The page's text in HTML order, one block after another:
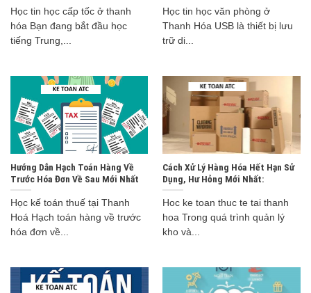
Học tin học cấp tốc ở thanh
hóa Bạn đang bắt đầu học
tiếng Trung,...
Học tin học văn phòng ở
Thanh Hóa USB là thiết bị lưu
trữ di...
Hướng Dẫn Hạch Toán Hàng Về
Trước Hóa Đơn Về Sau Mới Nhất
Học kế toán thuế tại Thanh
Hoá Hạch toán hàng về trước
hóa đơn về...
Cách Xử Lý Hàng Hóa Hết Hạn Sử
Dụng, Hư Hỏng Mới Nhất:
Hoc ke toan thuc te tai thanh
hoa Trong quá trình quản lý
kho và...